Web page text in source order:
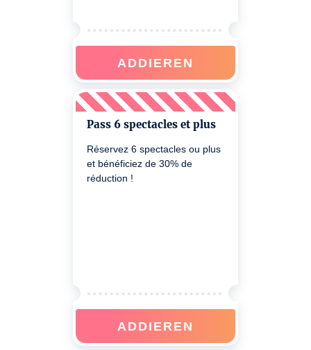
ADDIEREN
Pass 6 spectacles et plus
Réservez 6 spectacles ou plus
et bénéficiez de 30% de
réduction !
ADDIEREN